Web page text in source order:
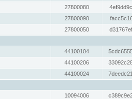
27800080
27800090
27800050
44100104
44100206
44100024
10094006